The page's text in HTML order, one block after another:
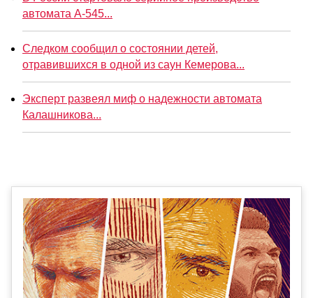
автомата А-545...
Следком сообщил о состоянии детей,
отравившихся в одной из саун Кемерова...
Эксперт развеял миф о надежности автомата
Калашникова...